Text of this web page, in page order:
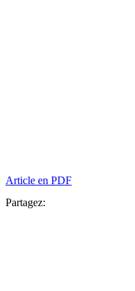
Article en PDF
Partagez: